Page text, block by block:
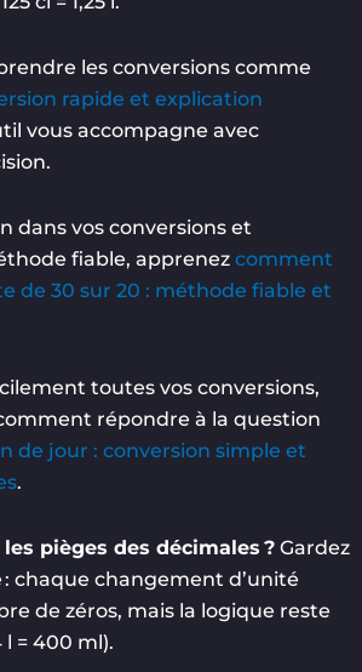
les conversions comme
rapide et explication
vous accompagne avec
dans vos conversions et
fiable, apprenez comment
de 30 sur 20 : méthode fiable et
toutes vos conversions,
répondre à la question
de jour : conversion simple et
.
pièges des décimales ? Gardez
: chaque changement d’unité
de zéros, mais la logique reste
= 400 ml).